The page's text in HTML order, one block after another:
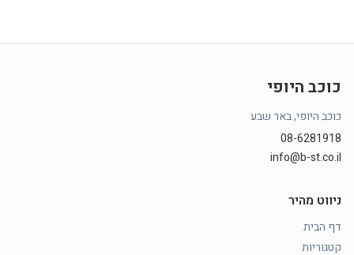
כוכב היופי
כוכב היופי, באר שבע
08-6281918
info@b-st.co.il
ניווט מהיר
דף הבית
קטגוריות